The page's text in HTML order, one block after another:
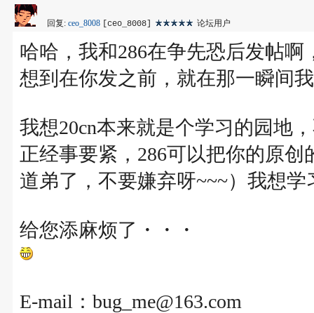
回复: ceo_8008 [ceo_8008] 论坛用户
哈哈，我和286在争先恐后发帖
想到在你发之前，就在那一瞬间
我想20cn本来就是个学习的园地
正经事要紧，286可以把你的原
道弟了，不要嫌弃呀~~~）我想
给您添麻烦了・・・
E-mail：bug_me@163.com